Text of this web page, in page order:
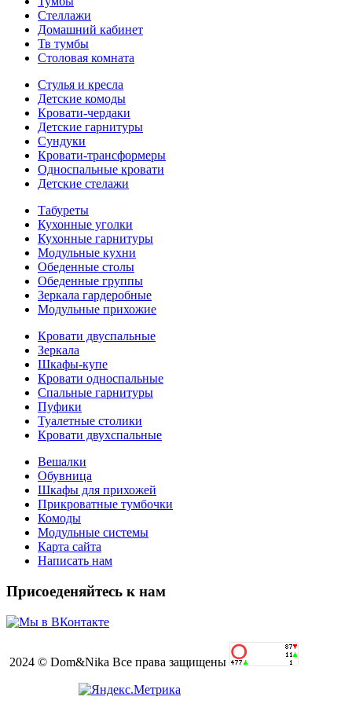
Стеллажи
Домашний кабинет
Тв тумбы
Столовая комната
Стулья и кресла
Детские комоды
Кровати-чердаки
Детские гарнитуры
Сундуки
Кровати-трансформеры
Односпальные кровати
Детские стелажи
Табуреты
Кухонные уголки
Кухонные гарнитуры
Модульные кухни
Обеденные столы
Обеденные группы
Зеркала гардеробные
Модульные прихожие
Кровати двуспальные
Зеркала
Шкафы-купе
Кровати односпальные
Спальные гарнитуры
Пуфики
Туалетные столики
Кровати двухспальные
Вешалки
Обувница
Шкафы для прихожей
Прикроватные тумбочки
Комоды
Модульные системы
Карта сайта
Написать нам
Присоеденяйтесь к нам
2024 © Dom&Nika Все права защищены